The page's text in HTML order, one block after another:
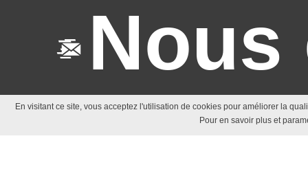
En visitant ce site, vous acceptez l'utilisation de cookies pour améliorer la
Pour en savoir plus et